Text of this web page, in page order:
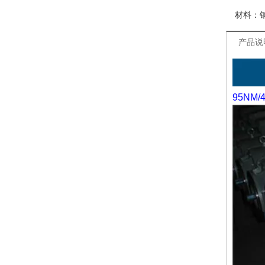
材料：
产品说
95NM/